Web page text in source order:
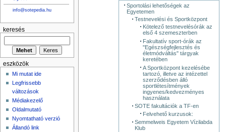
Sportolási lehetőségek az
Egyetemen
Testnevelési és Sportközpont
Kötelező testnevelésórák az
első 4 szemeszterben
Fakultatív sport-órák az
"Egészségfejlesztés és
életmódváltás" tárgyak
keretében
A Sportközpont kezelésébe
tartozó, illetve az intézettel
szerződésben álló
sportlétesítmények
ingyenes/kedvezményes
használata
SOTE fakultációk a TF-en
Felvehető kurzusok:
Semmelweis Egyetem Vízilabda
Klub
info@sotepedia.hu
keresés
eszközök
Mi mutat ide
Legfrissebb
változások
Médiakezelő
Oldalmutató
Nyomtatható verzió
Állandó link